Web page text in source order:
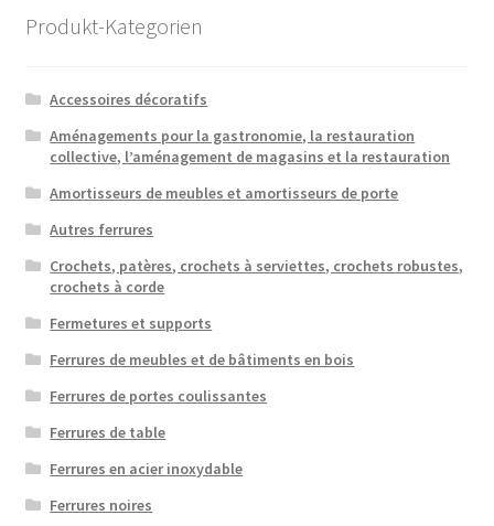
Produkt-Kategorien
Accessoires décoratifs
Aménagements pour la gastronomie, la restauration
collective, l’aménagement de magasins et la restauration
Amortisseurs de meubles et amortisseurs de porte
Autres ferrures
Crochets, patères, crochets à serviettes, crochets robustes,
crochets à corde
Fermetures et supports
Ferrures de meubles et de bâtiments en bois
Ferrures de portes coulissantes
Ferrures de table
Ferrures en acier inoxydable
Ferrures noires